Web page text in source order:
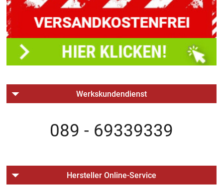
Werkskundendienst
089 - 69339339
Hersteller Online-Service